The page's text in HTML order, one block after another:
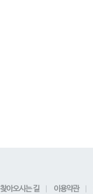
찾아오시는 길 이용약관